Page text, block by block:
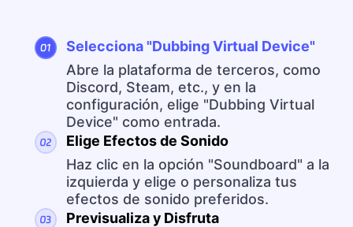
Selecciona "Dubbing Virtual Device"
Abre la plataforma de terceros, como
Discord, Steam, etc., y en la
configuración, elige "Dubbing Virtual
Device" como entrada.
Elige Efectos de Sonido
Haz clic en la opción "Soundboard" a la
izquierda y elige o personaliza tus
efectos de sonido preferidos.
Previsualiza y Disfruta